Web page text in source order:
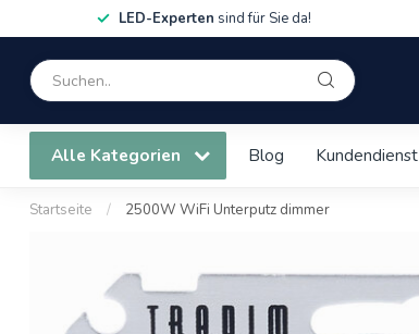
LED-Experten sind für Sie da!
Alle Kategorien Blog Kundendienst
Startseite / 2500W WiFi Unterputz dimmer